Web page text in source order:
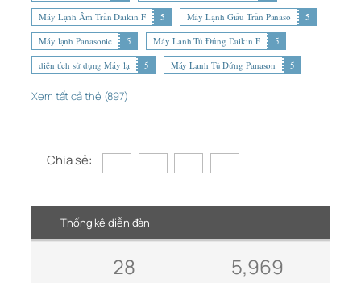
Máy Lạnh Âm Trần Daikin F
5 Máy Lạnh Giấu Trần Panaso
5
Máy lạnh Panasonic
5 Máy Lạnh Tủ Đứng Daikin F
5
diện tích sử dụng Máy lạ
5 Máy Lạnh Tủ Đứng Panason 5
Xem tất cả thẻ (897)
Chia sẻ:
Thống kê diễn đàn
28 5,969